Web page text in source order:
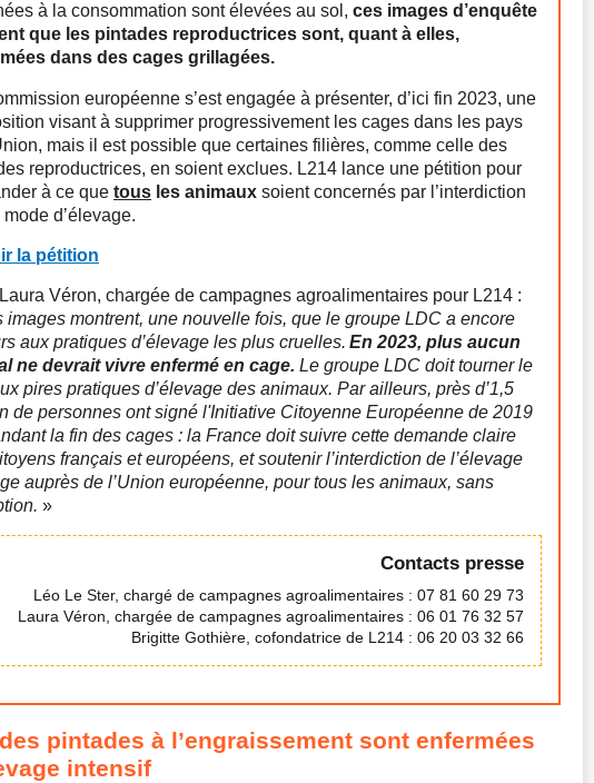
à la consommation sont élevées au sol, ces images d’enquête
que les pintades reproductrices sont, quant à elles,
dans des cages grillagées.
européenne s’est engagée à présenter, d’ici fin 2023, une
visant à supprimer progressivement les cages dans les pays
mais il est possible que certaines filières, comme celle des
reproductrices, en soient exclues. L214 lance une pétition pour
à ce que tous les animaux soient concernés par l’interdiction
d’élevage.
la pétition
Véron, chargée de campagnes agroalimentaires pour L214 :
images montrent, une nouvelle fois, que le groupe LDC a encore
aux pratiques d’élevage les plus cruelles. En 2023, plus aucun
ne devrait vivre enfermé en cage. Le groupe LDC doit tourner le
pires pratiques d’élevage des animaux. Par ailleurs, près d’1,5
de personnes ont signé l'Initiative Citoyenne Européenne de 2019
la fin des cages : la France doit suivre cette demande claire
français et européens, et soutenir l’interdiction de l’élevage
auprès de l’Union européenne, pour tous les animaux, sans
»
Contacts presse
Léo Le Ster, chargé de campagnes agroalimentaires : 07 81 60 29 73
Laura Véron, chargée de campagnes agroalimentaires : 06 01 76 32 57
Brigitte Gothière, cofondatrice de L214 : 06 20 03 32 66
pintades à l’engraissement sont enfermées
intensif